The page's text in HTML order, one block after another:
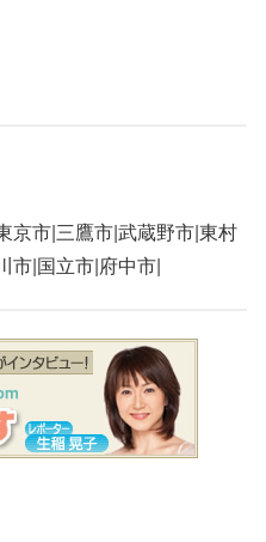
京市|三鷹市|武蔵野市|東村
市|国立市|府中市|